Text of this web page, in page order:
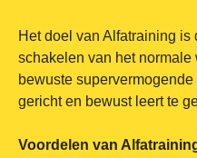
Het doel van Alfatraining is
schakelen van het
bewuste
gericht en bewust leert te
Voordelen van